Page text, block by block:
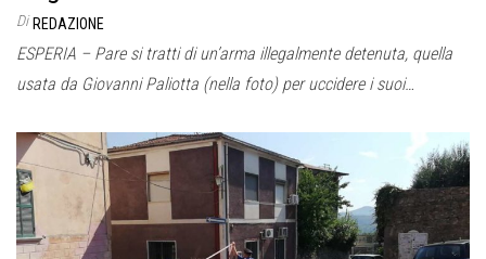
Di REDAZIONE
ESPERIA – Pare si tratti di un’arma illegalmente detenuta, quella
usata da Giovanni Paliotta (nella foto) per uccidere i suoi…